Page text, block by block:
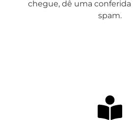
chegue, dê uma conferida
spam.